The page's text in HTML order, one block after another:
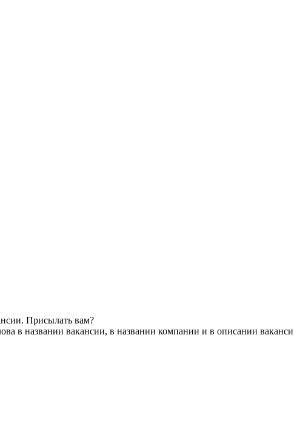
Присылать вам?
в названии вакансии, в названии компании и в описании